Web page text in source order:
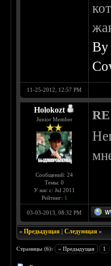
11-25-2012, 12:57 PM
Holokozt
Junior Member
Сообщений: 24
Темы: 0
У нас с: Jul 2011
Рейтинг: 1
03-03-2013, 08:32 PM
«Предыдущая |Следующая »
Страницы (6): « Предыдущая 1